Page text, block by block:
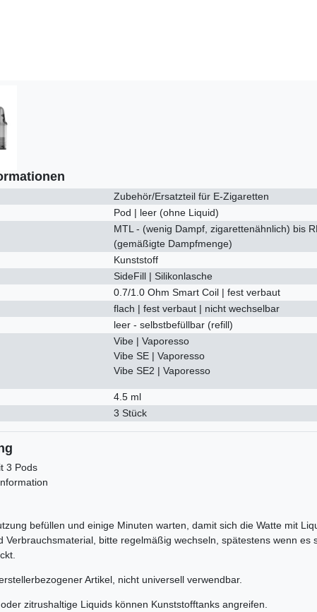
Zubehör/Ersatzteil für E-Zigaretten
Pod | leer (ohne Liquid)
MTL - (wenig Dampf, zigarettenähnlich) bis
(gemäßigte Dampfmenge)
Kunststoff
SideFill | Silikonlasche
0.7/1.0 Ohm Smart Coil | fest verbaut
flach | fest verbaut | nicht wechselbar
leer - selbstbefüllbar (refill)
Vibe | Vaporesso
Vibe SE | Vaporesso
Vibe SE2 | Vaporesso
4.5 ml
3 Stück
3 Pods
befüllen und einige Minuten warten, damit sich die Watte mit
Verbrauchsmaterial, bitte regelmäßig wechseln, spätestens wenn es
Artikel, nicht universell verwendbar.
zitrushaltige Liquids können Kunststofftanks angreifen.